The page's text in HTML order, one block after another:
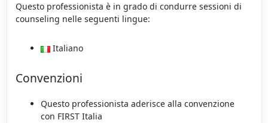
Questo professionista è in grado di condurre sessioni di
counseling nelle seguenti lingue:
Italiano
Convenzioni
Questo professionista aderisce alla convenzione
con FIRST Italia